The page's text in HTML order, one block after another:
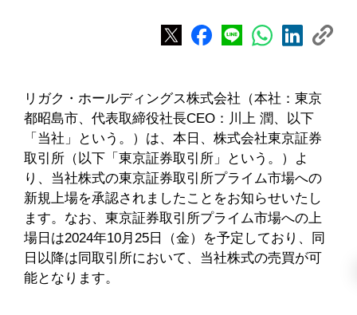
リガク・ホールディングス株式会社（本社：東京
都昭島市、代表取締役社長CEO：川上 潤、以下
「当社」という。）は、本日、株式会社東京証券
取引所（以下「東京証券取引所」という。）よ
り、当社株式の東京証券取引所プライム市場への
新規上場を承認されましたことをお知らせいたし
ます。なお、東京証券取引所プライム市場への上
場日は2024年10月25日（金）を予定しており、同
日以降は同取引所において、当社株式の売買が可
能となります。